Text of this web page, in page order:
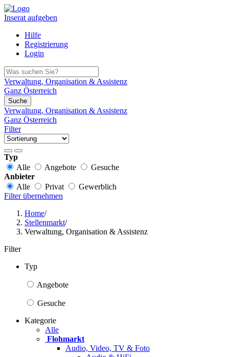
Inserat aufgeben
Hilfe
Registrierung
Login
Verwaltung, Organisation & Assistenz
Ganz Österreich
Suche
Verwaltung, Organisation & Assistenz
Ganz Österreich
Filter
Typ
Alle
Angebote
Gesuche
Anbieter
Alle
Privat
Gewerblich
Filter übernehmen
Home/
Stellenmarkt/
Verwaltung, Organisation & Assistenz
Filter
Typ
Angebote
Gesuche
Kategorie
Alle
Flohmarkt
Audio, Video, TV & Foto